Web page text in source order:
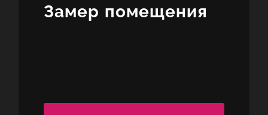
Замер помещения